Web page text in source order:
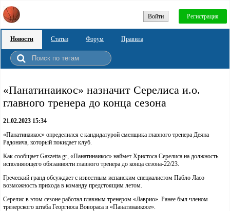
Войти Регистрация
Новости Статьи Форум Правила
«Панатинаикос» назначит Серелиса и.о.
главного тренера до конца сезона
21.02.2023 15:34
«Панатинаикос» определился с кандидатурой сменщика главного тренера Деяна
Радонича, который покидает клуб.
Как сообщает Gazzetta.gr, «Панатинаикос» наймет Христоса Серелиса на должность
исполняющего обязанности главного тренера до конца сезона-22/23.
Греческий гранд обсуждает с известным испанским специалистом Пабло Ласо
возможность прихода в команду предстоящим летом.
Серелис в этом сезоне работал главным тренером «Лаврио». Ранее был членом
тренерского штаба Георгиоса Вовораса в «Панатинаикосе».